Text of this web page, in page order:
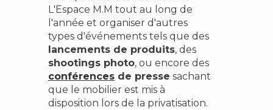
L'Espace M.M tout au long de
l'année et organiser d'autres
types d'événements tels que des
lancements de produits, des
shootings photo, ou encore des
conférences de presse sachant
que le mobilier est mis à
disposition lors de la privatisation.